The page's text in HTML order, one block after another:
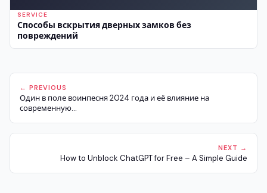
SERVICE
Способы вскрытия дверных замков без
повреждений
← PREVIOUS
Один в поле воинпесня 2024 года и её влияние на
современную...
NEXT →
How to Unblock ChatGPT for Free – A Simple Guide